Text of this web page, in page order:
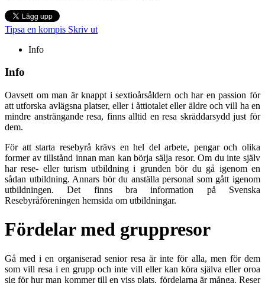
Tipsa en kompis Skriv ut
Info
Info
Oavsett om man är knappt i sextioårsåldern och har en passion för
att utforska avlägsna platser, eller i åttiotalet eller äldre och vill ha en
mindre ansträngande resa, finns alltid en resa skräddarsydd just för
dem.
För att starta resebyrå krävs en hel del arbete, pengar och olika
former av tillstånd innan man kan börja sälja resor. Om du inte själv
har rese- eller turism utbildning i grunden bör du gå igenom en
sådan utbildning. Annars bör du anställa personal som gått igenom
utbildningen. Det finns bra information på Svenska
Resebyråföreningen hemsida om utbildningar.
Fördelar med gruppresor
Gå med i en organiserad senior resa är inte för alla, men för dem
som vill resa i en grupp och inte vill eller kan köra själva eller oroa
sig för hur man kommer till en viss plats, fördelarna är många. Reser